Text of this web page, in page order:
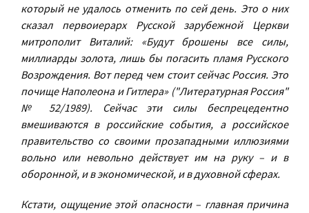
который не удалось отменить по сей день. Это о них
сказал первоиерарх Русской зарубежной Церкви
митрополит Виталий: «Будут брошены все силы,
миллиарды золота, лишь бы погасить пламя Русского
Возрождения. Вот перед чем стоит сейчас Россия. Это
почище Наполеона и Гитлера» ("Литературная Россия"
№ 52/1989). Сейчас эти силы беспрецедентно
вмешиваются в российские события, а российское
правительство со своими прозападными иллюзиями
вольно или невольно действует им на руку – и в
оборонной, и в экономической, и в духовной сферах.
Кстати, ощущение этой опасности – главная причина